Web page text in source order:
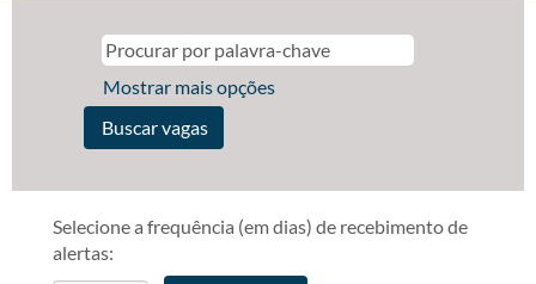
Mostrar mais opções
Selecione a frequência (em dias) de recebimento de
alertas: